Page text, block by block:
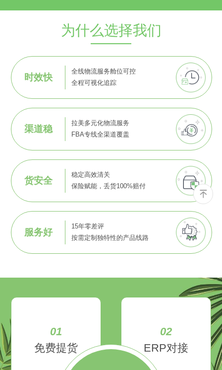
为什么选择我们
时效快
全线物流服务舱位可控
全程可视化追踪
渠道稳
拉美多元化物流服务
FBA专线全渠道覆盖
货安全
稳定高效清关
保险赋能，丢货100%赔付
服务好
15年零差评
按需定制独特性的产品线路
01
免费提货
02
ERP对接